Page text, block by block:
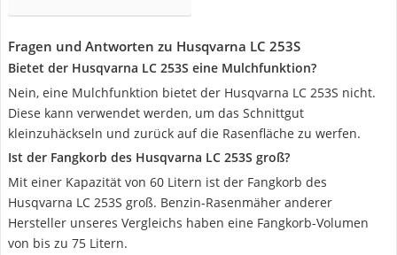
Fragen und Antworten zu Husqvarna LC 253S
Bietet der Husqvarna LC 253S eine Mulchfunktion?
Nein, eine Mulchfunktion bietet der Husqvarna LC 253S nicht.
Diese kann verwendet werden, um das Schnittgut
kleinzuhäckseln und zurück auf die Rasenfläche zu werfen.
Ist der Fangkorb des Husqvarna LC 253S groß?
Mit einer Kapazität von 60 Litern ist der Fangkorb des
Husqvarna LC 253S groß. Benzin-Rasenmäher anderer
Hersteller unseres Vergleichs haben eine Fangkorb-Volumen
von bis zu 75 Litern.